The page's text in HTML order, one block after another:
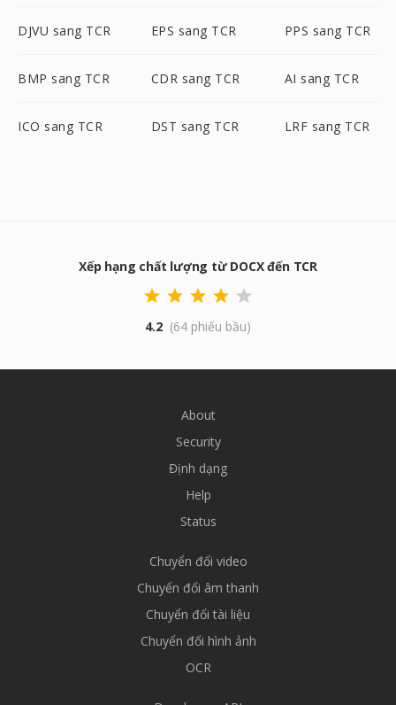
DJVU sang TCR EPS sang TCR PPS sang TCR
BMP sang TCR CDR sang TCR AI sang TCR
ICO sang TCR DST sang TCR LRF sang TCR
Xếp hạng chất lượng từ DOCX đến TCR
4.2 (64 phiếu bầu)
About
Security
Định dạng
Help
Status
Chuyển đổi video
Chuyển đổi âm thanh
Chuyển đổi tài liệu
Chuyển đổi hình ảnh
OCR